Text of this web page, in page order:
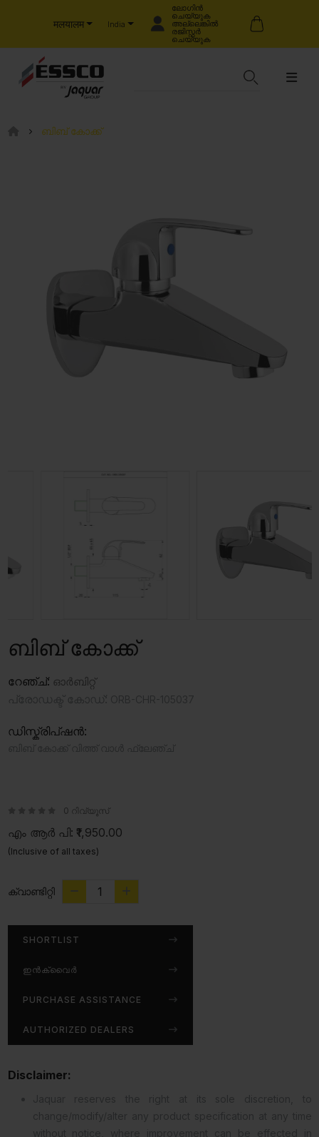
मलयालम India
ലോഗിൻ
ചെയ്യുക
അല്ലെങ്കിൽ
രജിസ്റ്റർ
ചെയ്യുക
ബിബ് കോക്ക്
ബിബ് കോക്ക്
റേഞ്ച്: ഓർബിറ്റ്
ഡിസ്ക്രിപ്ഷൻ:
0 റിവ്യൂസ്
എം ആർ പി: ₹1,950.00
(Inclusive of all taxes)
ക്വാണ്ടിറ്റി
SHORTLIST
ഇൻക്വൈർ
PURCHASE ASSISTANCE
AUTHORIZED DEALERS
Disclaimer: